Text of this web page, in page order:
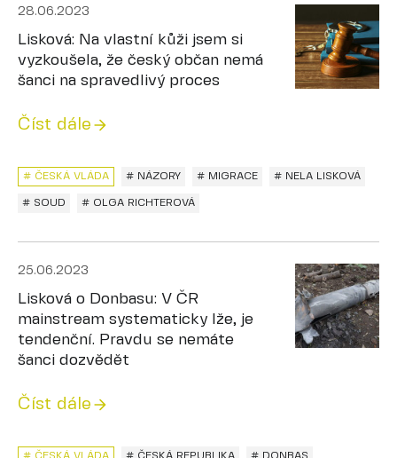
28.06.2023
Lisková: Na vlastní kůži jsem si
vyzkoušela, že český občan nemá
šanci na spravedlivý proces
Číst dále
# ČESKÁ VLÁDA # NÁZORY # MIGRACE # NELA LISKOVÁ
# SOUD # OLGA RICHTEROVÁ
25.06.2023
Lisková o Donbasu: V ČR
mainstream systematicky lže, je
tendenční. Pravdu se nemáte
šanci dozvědět
Číst dále
# ČESKÁ VLÁDA # ČESKÁ REPUBLIKA # DONBAS